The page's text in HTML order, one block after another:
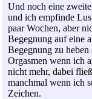
Und noch eine
und ich empfinde
paar Wochen, aber
Begegnung auf eine
Begegnung zu
Orgasmen wenn ich
nicht mehr, dabei
manchmal wenn ich
Zeichen.